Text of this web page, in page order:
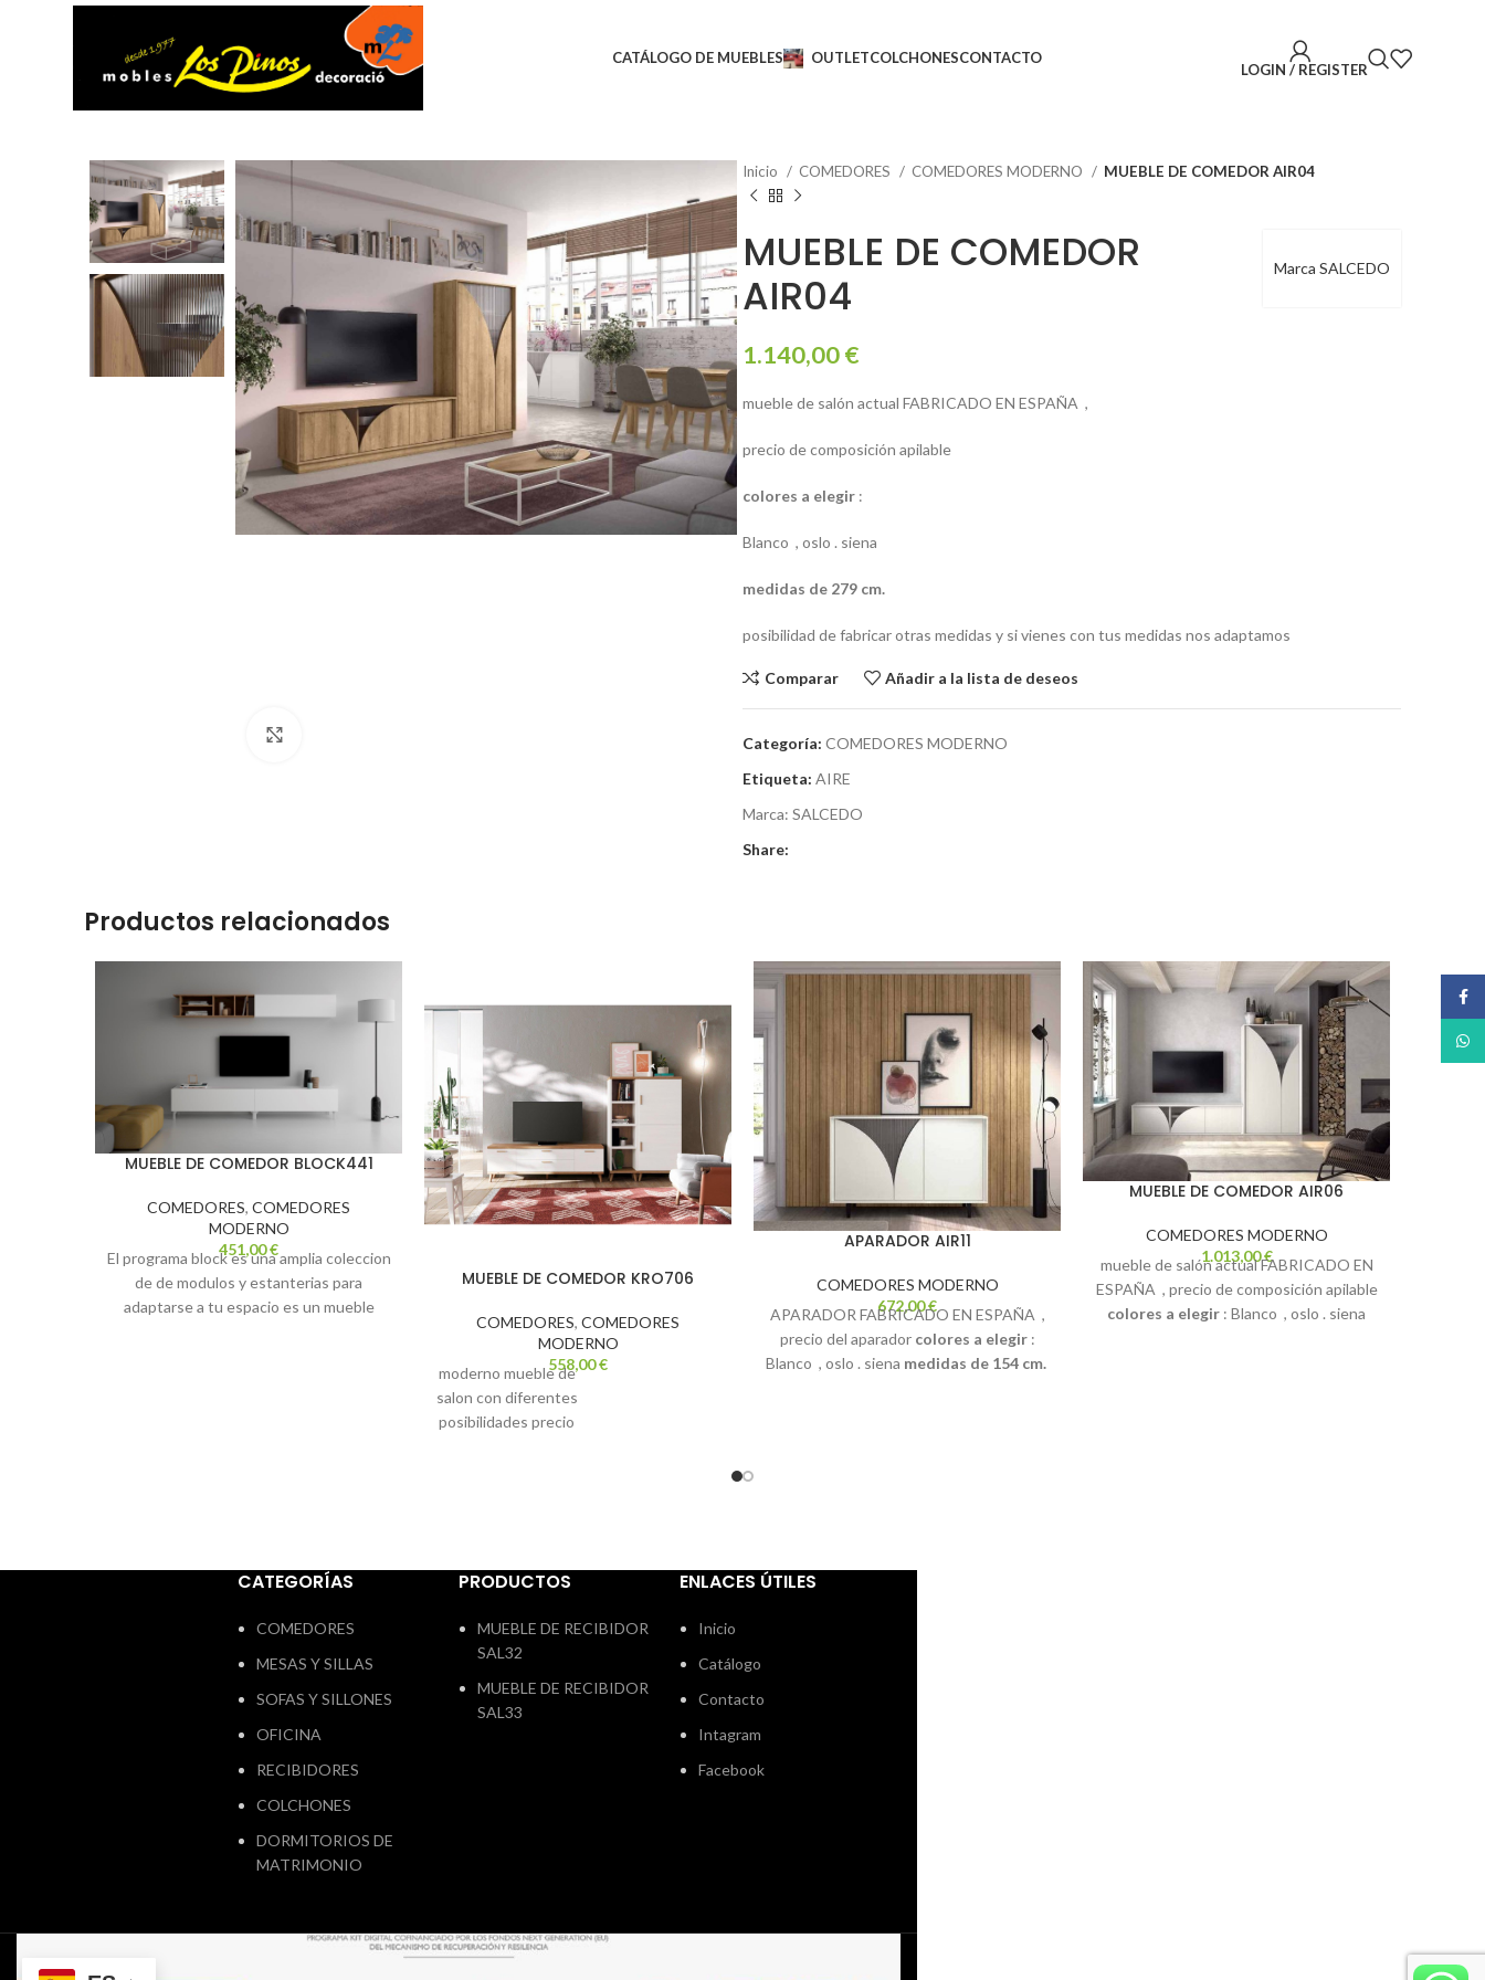
CATÁLOGO DE MUEBLES OUTLETCOLCHONESCONTACTO
LOGIN / REGISTER
Inicio COMEDORES COMEDORES MODERNO MUEBLE DE COMEDOR AIR04
Marca SALCEDO
MUEBLE DE COMEDOR
AIR04
1.140,00€
mueble de salón actual FABRICADO EN ESPAÑA ,
precio de composición apilable
colores a elegir :
Blanco , oslo . siena
medidas de 279 cm.
posibilidad de fabricar otras medidas y si vienes con tus medidas nos adaptamos
Comparar Añadir a la lista de deseos
Categoría: COMEDORES MODERNO
Etiqueta: AIRE
Marca: SALCEDO
Share:
Productos relacionados
MUEBLE DE COMEDOR BLOCK441
COMEDORES, COMEDORES
MODERNO
451,00€
El programa block es una amplia coleccion
de de modulos y estanterias para
adaptarse a tu espacio es un mueble
MUEBLE DE COMEDOR KRO706
COMEDORES, COMEDORES
MODERNO
558,00€
moderno mueble de
salon con diferentes
posibilidades precio
natural oak, polar
medida 260 cm.
otras medidas
APARADOR AIR11
COMEDORES MODERNO
672,00€
APARADOR FABRICADO EN ESPAÑA ,
precio del aparador colores a elegir:
Blanco , oslo . siena medidas de 154 cm.
MUEBLE DE COMEDOR AIR06
COMEDORES MODERNO
1.013,00€
mueble de salón actual FABRICADO EN
ESPAÑA , precio de composición apilable
colores a elegir : Blanco , oslo . siena
CATEGORÍAS
COMEDORES
MESAS Y SILLAS
SOFAS Y SILLONES
OFICINA
RECIBIDORES
COLCHONES
DORMITORIOS DE
MATRIMONIO
PRODUCTOS
MUEBLE DE RECIBIDOR
SAL32
MUEBLE DE RECIBIDOR
SAL33
ENLACES ÚTILES
Inicio
Catálogo
Contacto
Intagram
Facebook